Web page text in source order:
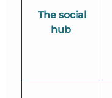
The social
hub